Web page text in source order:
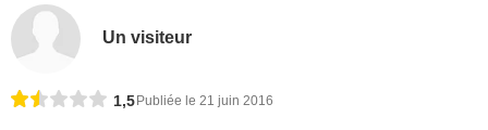
Un visiteur
1,5 Publiée le 21 juin 2016